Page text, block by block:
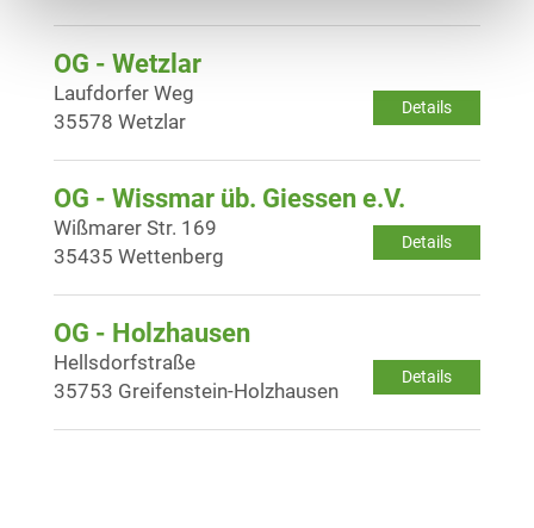
OG - Wetzlar
Details
Laufdorfer Weg
35578 Wetzlar
OG - Wissmar üb. Giessen e.V.
Details
Wißmarer Str. 169
35435 Wettenberg
OG - Holzhausen
Details
Hellsdorfstraße
35753 Greifenstein-Holzhausen